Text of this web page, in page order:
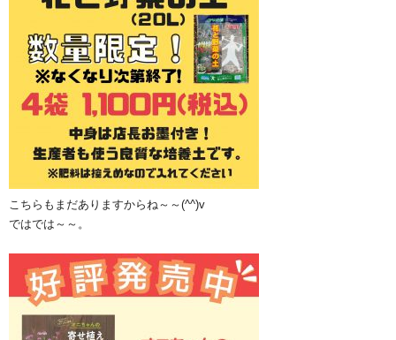
こちらもまだありますからね～～(^^)v
ではでは～～。